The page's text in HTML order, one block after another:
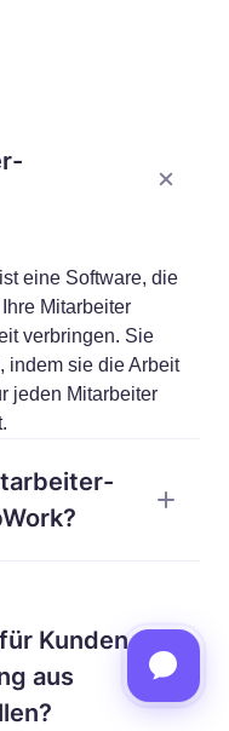
eine Software, die
Mitarbeiter
verbringen. Sie
indem sie die Arbeit
jeden Mitarbeiter
oder als Chrome-
werden Zeit,
Nutzung
und Berichte
Kunden
aus